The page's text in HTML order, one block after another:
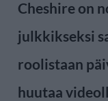
Cheshire on
julkkikseksi
roolistaan
huutaa